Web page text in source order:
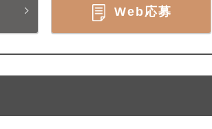
Web応募